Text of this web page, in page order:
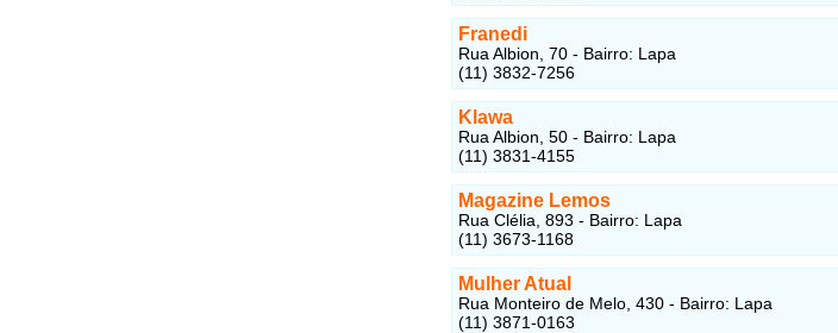
Franedi
Rua Albion, 70 - Bairro: Lapa
(11) 3832-7256
Klawa
Rua Albion, 50 - Bairro: Lapa
(11) 3831-4155
Magazine Lemos
Rua Clélia, 893 - Bairro: Lapa
(11) 3673-1168
Mulher Atual
Rua Monteiro de Melo, 430 - Bairro: Lapa
(11) 3871-0163